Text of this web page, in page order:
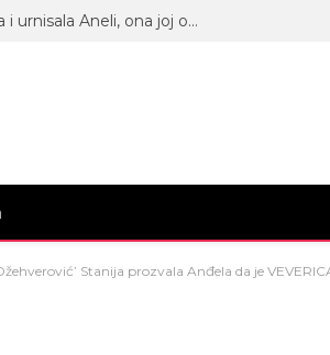
HAOS! Uključila se Neriova baka Nada i urnisala Aneli, ona joj odmah najavila tužbe! (VIDEO)
Stanija prozvala Anđela da je